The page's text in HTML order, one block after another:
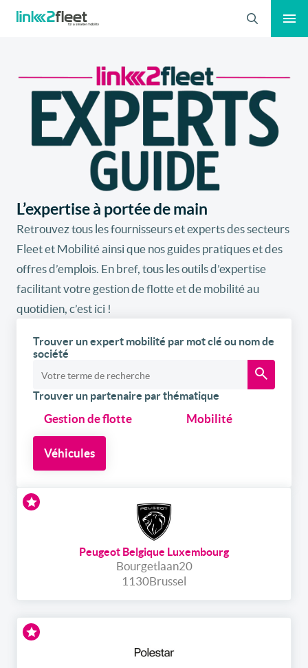
Recherche
L’expertise à portée de main
Retrouvez tous les fournisseurs et experts des secteurs
Fleet et Mobilité ainsi que nos guides pratiques et des
offres d’emplois. En bref, tous les outils d’expertise
facilitant votre gestion de flotte et de mobilité au
quotidien, c’est ici !
Trouver un expert mobilité par mot clé ou nom de
société
Trouver un partenaire par thématique
Gestion de flotte Mobilité
Véhicules
Peugeot Belgique Luxembourg
Bourgetlaan20
1130Brussel